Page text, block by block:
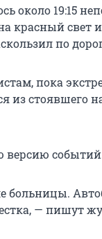
19:15
красный свет
по
пока
стоявшего
версию
больницы.
— пишут